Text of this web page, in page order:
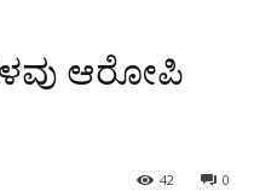
ಆರೋಪಿ
0
42